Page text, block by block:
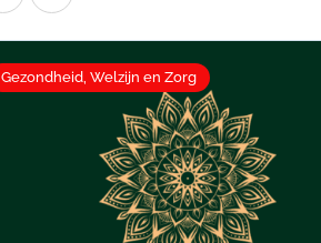
Gezondheid, Welzijn en Zorg